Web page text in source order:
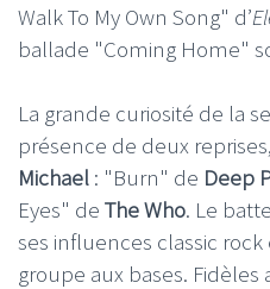
Walk To My Own Song" d’
ballade "Coming Home"
La grande curiosité de la
présence de deux
Michael : "Burn" de Deep
Eyes" de The Who. Le
ses influences classic
groupe aux bases. Fidèles